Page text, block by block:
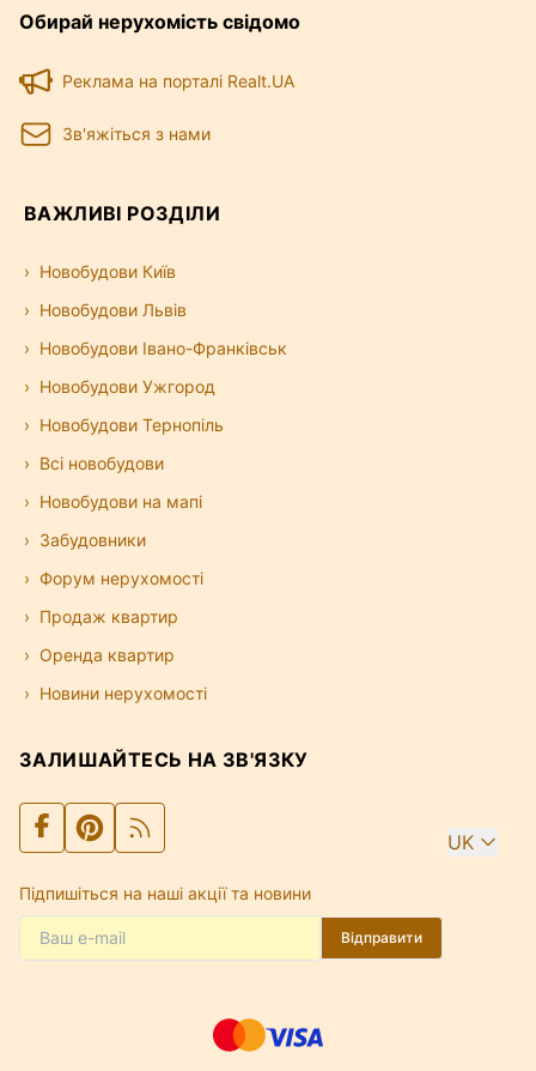
Обирай нерухомість свідомо
Реклама на порталі Realt.UA
Зв'яжіться з нами
ВАЖЛИВІ РОЗДІЛИ
Новобудови Київ
Новобудови Львів
Новобудови Івано-Франківськ
Новобудови Ужгород
Новобудови Тернопіль
Всі новобудови
Новобудови на мапі
Забудовники
Форум нерухомості
Продаж квартир
Оренда квартир
Новини нерухомості
ЗАЛИШАЙТЕСЬ НА ЗВ'ЯЗКУ
UK
Підпишіться на наші акції та новини
Відправити